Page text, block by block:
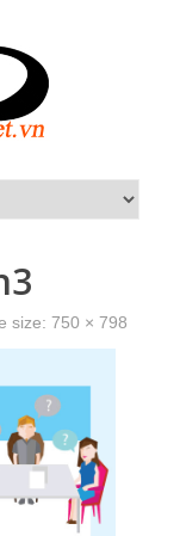
size: 750 × 798